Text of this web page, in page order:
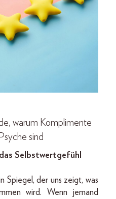
warum Komplimente
sind
Selbstwertgefühl
Spiegel, der uns zeigt, was
wird. Wenn jemand